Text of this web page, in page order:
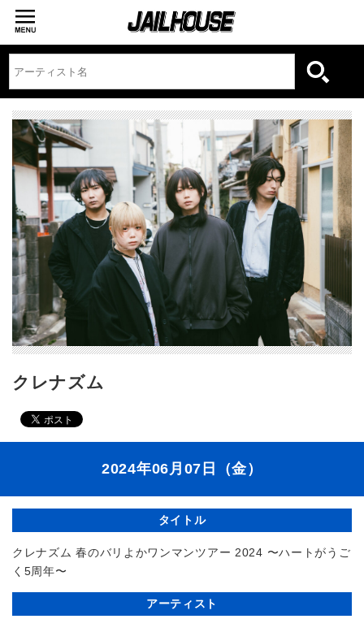
クレナズム
2024年06月07日（金）
タイトル
クレナズム 春のバリよかワンマンツアー 2024 〜ハートがうご
く5周年〜
アーティスト